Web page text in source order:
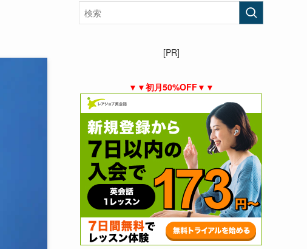
[PR]
▼▼初月50%OFF▼▼